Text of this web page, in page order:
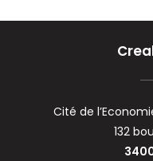
Cité de
132